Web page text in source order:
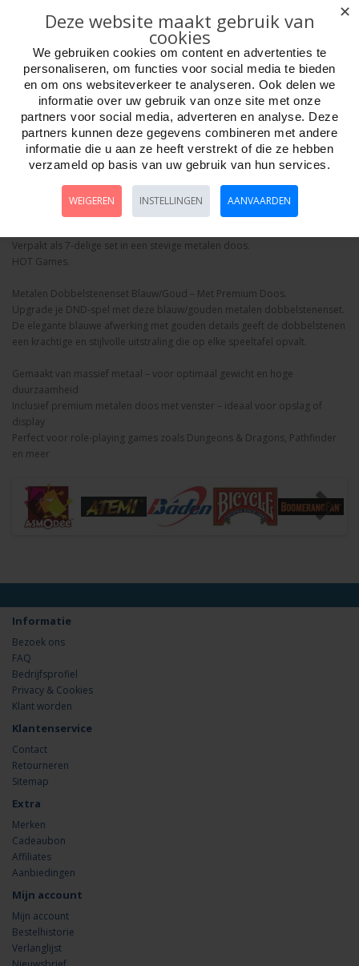
Bestellen
Dobbelstenen set Metaal Blauw Goud
Verpakt als 7-delige set in een stevige metalen doos.
HOT Games.
Metalen Dobbelstenenset Blauw/Goud – Met Premium Doos.
Upgrade je DND-spel met deze blauw/gouden metalen dobbelstenenset.
De elegante blauwe afwerking met gouden details geeft de dobbelstenen
een krachtige en stijlvolle uitstraling die op elke speeltafel opvalt.
Gemaakt van massief metaal – voor optimaal gewicht en hoge
duurzaamheid
Inclusief premium metalen doos met venster – ideaal voor opslag of
display
Perfect voor role-playing games zoals Dungeons & Dragons, Pathfinder
en meer
Informatie
Bezoek ons
FAQ
Bedrijfsprofiel
Privacy & Cookies
Klant worden
Klantenservice
Contact
Retourneren
Sitemap
Extra
Merken
Cadeaubon
Affiliates
Aanbiedingen
Mijn account
Mijn account
Bestelhistorie
Verlanglijst
✕
Deze website maakt gebruik van
cookies
We gebruiken cookies om content en advertenties te
personaliseren, om functies voor social media te bieden
en om ons websiteverkeer te analyseren. Ook delen we
informatie over uw gebruik van onze site met onze
partners voor social media, adverteren en analyse. Deze
partners kunnen deze gegevens combineren met andere
informatie die u aan ze heeft verstrekt of die ze hebben
verzameld op basis van uw gebruik van hun services.
WEIGEREN INSTELLINGEN AANVAARDEN